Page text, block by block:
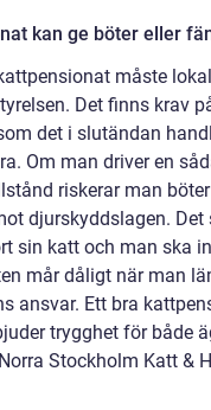
kan ge böter eller
måste
Det finns krav
det i slutändan
Om man driver en
riskerar man
djurskyddslagen. Det
sin katt och man ska
mår dåligt när man
ansvar. Ett bra
trygghet för både
Stockholm Katt &